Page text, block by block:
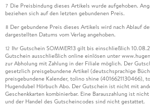
7 Die Preisbindung dieses Artikels wurde aufgehoben.
beziehen sich auf den letzten gebundenen Preis.
8 Der gebundene Preis dieses Artikels wird nach Ablauf
dargestellten Datums vom Verlag angehoben.
12 Ihr Gutschein SOMMER13 gilt bis einschließlich
Gutschein ausschließlich online einlösen unter
zur Abholung mit Zahlung in der Filiale möglich. Der
gesetzlich preisgebundene Artikel (deutschsprachige
preisgebundene Kalender, tolino shine (4016621130466),
Hugendubel Hörbuch Abo. Der Gutschein ist nicht mit
Geschenkkarten kombinierbar. Eine Barauszahlung ist
und der Handel des Gutscheincodes sind nicht gestattet.